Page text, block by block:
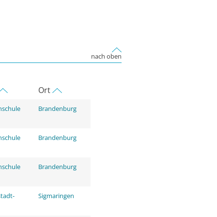
nach oben
Ort
Brandenburg
Brandenburg
Brandenburg
Sigmaringen